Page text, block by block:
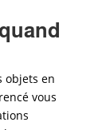
objets en
vous